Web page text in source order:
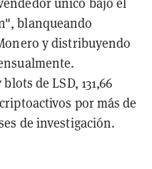
blanqueando
y distribuyendo
de LSD, 131,66
por más de
de investigación.